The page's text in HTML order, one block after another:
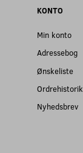
KONTO
Min konto
Adressebog
Ønskeliste
Ordrehistorik
Nyhedsbrev